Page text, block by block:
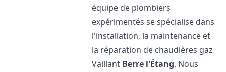
équipe de plombiers
expérimentés se spécialise dans
l'installation, la maintenance et
la réparation de chaudières gaz
Vaillant Berre l'Étang. Nous